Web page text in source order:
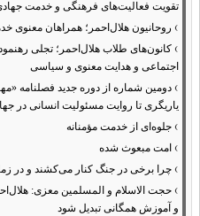
تقویت فعالیت‌های فرهنگی و خدمت
› روحانیون هلال‌احمر؛ همراهان معنوی
› کانون‌های طلاب هلال‌احمر؛ تجلی
اجتماعی و هدایت معنوی و سیاسی
› دومین شماره از دوره جدید فصلنامه
یاریگری تا روایت مسئولیت انسانی در
› جلوه‌ای از خدمت مؤمنانه
› امت مبعوث شده
› چرا برخی در جنگ کنار می‌کشند و در
› حجت الاسلام و المسلمین معزی:
و آموزش همگانی تبدیل شود